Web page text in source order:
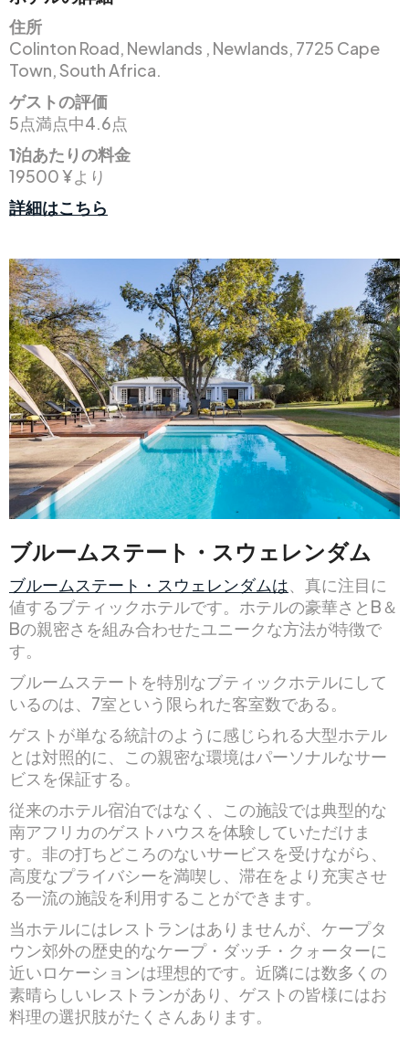
住所
Colinton Road, Newlands , Newlands, 7725 Cape
Town, South Africa.
ゲストの評価
5点満点中4.6点
1泊あたりの料金
19500 ¥より
詳細はこちら
ブルームステート・スウェレンダム
ブルームステート・スウェレンダムは、真に注目に
値するブティックホテルです。ホテルの豪華さとB＆
Bの親密さを組み合わせたユニークな方法が特徴で
す。
ブルームステートを特別なブティックホテルにして
いるのは、7室という限られた客室数である。
ゲストが単なる統計のように感じられる大型ホテル
とは対照的に、この親密な環境はパーソナルなサー
ビスを保証する。
従来のホテル宿泊ではなく、この施設では典型的な
南アフリカのゲストハウスを体験していただけま
す。非の打ちどころのないサービスを受けながら、
高度なプライバシーを満喫し、滞在をより充実させ
る一流の施設を利用することができます。
当ホテルにはレストランはありませんが、ケープタ
ウン郊外の歴史的なケープ・ダッチ・クォーターに
近いロケーションは理想的です。近隣には数多くの
素晴らしいレストランがあり、ゲストの皆様にはお
料理の選択肢がたくさんあります。